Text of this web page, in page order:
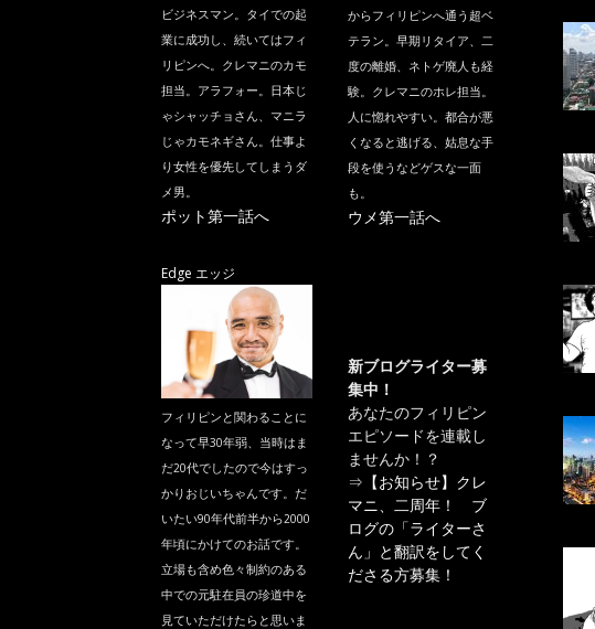
ビジネスマン。タイでの起
業に成功し、続いてはフィ
リピンへ。クレマニのカモ
担当。アラフォー。日本じ
ゃシャッチョさん、マニラ
じゃカモネギさん。仕事よ
り女性を優先してしまうダ
メ男。
ポット第一話へ
からフィリピンへ通う超ベ
テラン。早期リタイア、二
度の離婚、ネトゲ廃人も経
験。クレマニのホレ担当。
人に惚れやすい。都合が悪
くなると逃げる、姑息な手
段を使うなどゲスな一面
も。
ウメ第一話へ
Edge エッジ
フィリピンと関わることに
なって早30年弱、当時はま
だ20代でしたので今はすっ
かりおじいちゃんです。だ
いたい90年代前半から2000
年頃にかけてのお話です。
立場も含め色々制約のある
中での元駐在員の珍道中を
見ていただけたらと思いま
新ブログライター募
集中！
あなたのフィリピン
エピソードを連載し
ませんか！？
⇒ 【お知らせ】クレ
マニ、二周年！ ブ
ログの「ライターさ
ん」と翻訳をしてく
ださる方募集！